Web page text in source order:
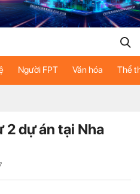
Người FPT Văn hóa Thể
2 dự án tại Nha